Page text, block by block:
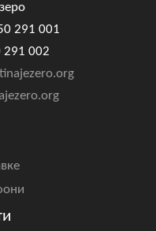
291 001
291 002